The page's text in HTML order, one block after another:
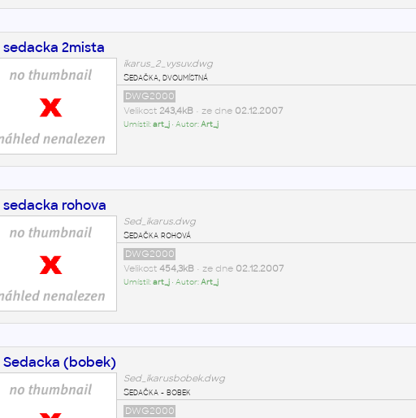
sedacka 2mista
ikarus_2_vysuv.dwg
Sedačka, dvoumístná
DWG2000
Velikost 243,4kB• ze dne 02.12.2007
Umístil:art_j• Autor:Art_j
sedacka rohova
Sed_ikarus.dwg
Sedačka rohová
DWG2000
Velikost 454,3kB• ze dne 02.12.2007
Umístil:art_j• Autor:Art_j
Sedacka (bobek)
Sed_ikarusbobek.dwg
Sedačka - bobek
DWG2000